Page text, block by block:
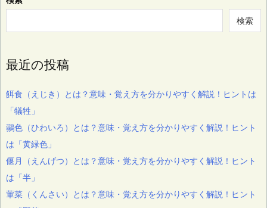
検索
最近の投稿
餌食（えじき）とは？意味・覚え方を分かりやすく解説！ヒントは
「犠牲」
鶸色（ひわいろ）とは？意味・覚え方を分かりやすく解説！ヒント
は「黄緑色」
偃月（えんげつ）とは？意味・覚え方を分かりやすく解説！ヒント
は「半」
葷菜（くんさい）とは？意味・覚え方を分かりやすく解説！ヒント